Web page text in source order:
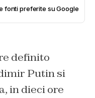
fonti preferite su Google
definito
Putin si
in dieci ore